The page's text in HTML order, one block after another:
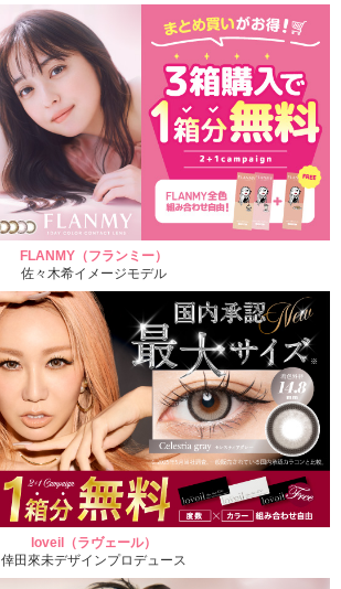
FLANMY（フランミー）
佐々木希イメージモデル
loveil（ラヴェール）
倖田來未デザインプロデュース